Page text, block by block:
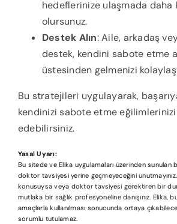
hedeflerinize ulaşmada daha
olursunuz.
Destek Alın: Aile, arkadaş
destek, kendini sabote etme
üstesinden gelmenizi
Bu stratejileri uygulayarak,
kendinizi sabote etme
edebilirsiniz.
Yasal Uyarı:
Bu sitede ve Elika uygulamaları üzerinden sunulan
doktor tavsiyesi yerine geçmeyeceğini
konusuysa veya doktor tavsiyesi gerektiren bir
mutlaka bir sağlık profesyoneline danışınız. Elika,
amaçlarla kullanılması sonucunda ortaya
sorumlu tutulamaz.